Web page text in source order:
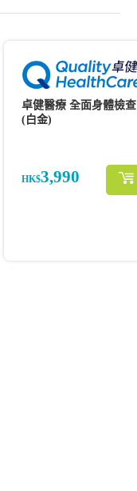
卓健醫療 全面身體檢查
(白金)
HK$3,990